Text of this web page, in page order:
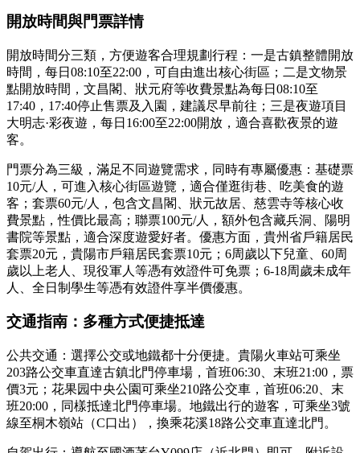
開放時間與門票詳情
開放時間分三類，方便遊客合理規劃行程：一是古鎮整體開放
時間，每日08:10至22:00，可自由進出核心街區；二是文物景
點開放時間，文昌閣、狀元府等收費景點為每日08:10至
17:40，17:40停止售票及入園，建議尽早前往；三是夜遊項目
大明志·彩夜遊，每日16:00至22:00開放，適合喜歡夜景的遊
客。
門票分為三級，滿足不同遊覽需求，同時有專屬優惠：基礎票
10元/人，可進入核心街區遊覽，適合僅逛街巷、吃美食的遊
客；套票60元/人，包含文昌閣、狀元故居、慈雲寺等核心收
費景點，性價比最高；聯票100元/人，額外包含藏兵洞、陽明
書院等景點，適合深度遊愛好者。優惠方面，貴州省戶籍居民
套票20元，貴陽市戶籍居民套票10元；6周歲以下兒童、60周
歲以上老人、現役軍人等憑有效證件可免票；6-18周歲未成年
人、全日制學生等憑有效證件享半價優惠。
交通指南：多種方式便捷抵達
公共交通：選擇公交或地鐵都十分便捷。貴陽火車站可乘坐
203路公交車直達古鎮北門停車場，首班06:30、末班21:00，票
價3元；花果园中央公園可乘坐210路公交車，首班06:20、末
班20:00，同樣抵達北門停車場。地鐵出行的遊客，可乘坐3號
線至桐木嶺站（C口出），換乘花溪18路公交車直達北門。